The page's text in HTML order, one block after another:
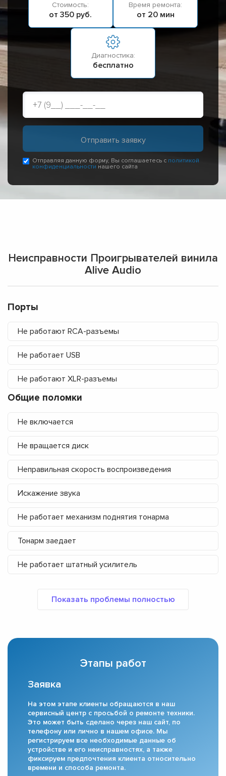
Стоимость:
от 350 руб.
Время ремонта:
от 20 мин
Диагностика:
бесплатно
Отправляя данную форму, Вы соглашаетесь с политикой
конфиденциальности нашего сайта
Неисправности Проигрывателей винила
Alive Audio
Порты
Не работают RCA-разъемы
Не работает USB
Не работают XLR-разъемы
Общие поломки
Не включается
Не вращается диск
Неправильная скорость воспроизведения
Искажение звука
Не работает механизм поднятия тонарма
Тонарм заедает
Не работает штатный усилитель
Этапы работ
Заявка
На этом этапе клиенты обращаются в наш
сервисный центр с просьбой о ремонте техники.
Это может быть сделано через наш сайт, по
телефону или лично в нашем офисе. Мы
регистрируем все необходимые данные об
устройстве и его неисправностях, а также
фиксируем предпочтения клиента относительно
времени и способа ремонта.